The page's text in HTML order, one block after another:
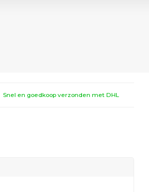
Snel en goedkoop verzonden met DHL